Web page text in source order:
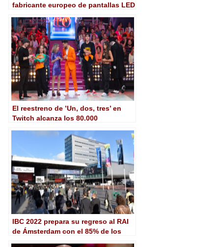
fabricante europeo de pantallas LED
El reestreno de ’Un, dos, tres’ en
Twitch alcanza los 80.000
IBC 2022 prepara su regreso al RAI
de Ámsterdam con el 85% de los